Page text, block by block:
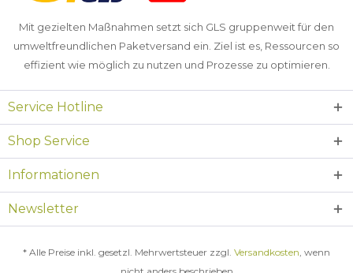
Mit gezielten Maßnahmen setzt sich GLS gruppenweit für den
umweltfreundlichen Paketversand ein. Ziel ist es, Ressourcen so
effizient wie möglich zu nutzen und Prozesse zu optimieren.
Service Hotline
Shop Service
Informationen
Newsletter
* Alle Preise inkl. gesetzl. Mehrwertsteuer zzgl. Versandkosten, wenn